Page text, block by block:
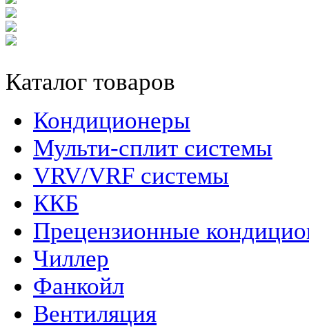
Каталог товаров
Кондиционеры
Мульти-сплит системы
VRV/VRF системы
ККБ
Прецензионные
Чиллер
Фанкойл
Вентиляция